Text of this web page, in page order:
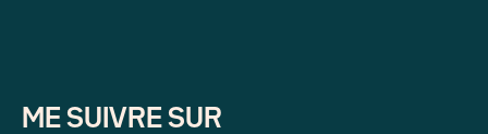
ME SUIVRE SUR